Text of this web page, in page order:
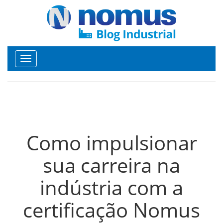
Toggle
navigation
Como impulsionar
sua carreira na
indústria com a
certificação Nomus